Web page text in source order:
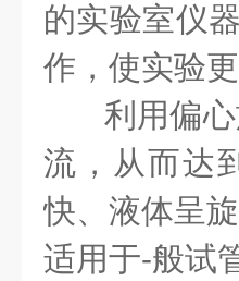
的实验室仪
作，使实验
利用偏
流，从而达
快、液体呈
适用于-般试